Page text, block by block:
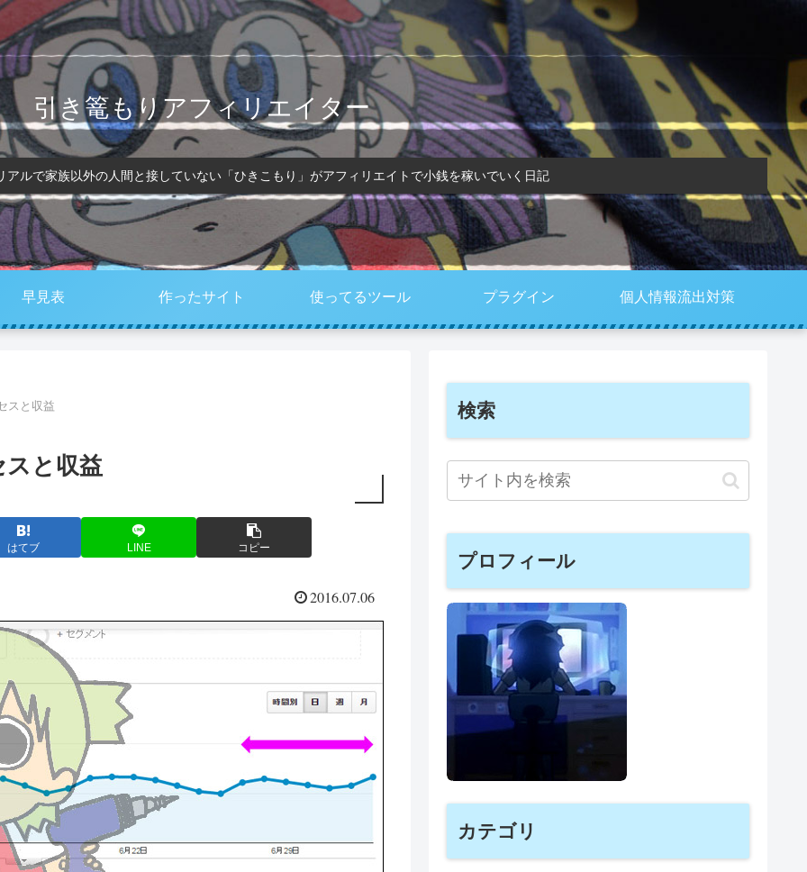
引き篭もりアフィリエイター
アルで家族以外の人間と接していない「ひきこもり」がアフィリエイトで小銭を稼いでいく日記
早見表 作ったサイト 使ってるツール プラグイン 個人情報流出対策
スと収益
と収益
はてブ LINE コピー
2016.07.06
検索
プロフィール
カテゴリ